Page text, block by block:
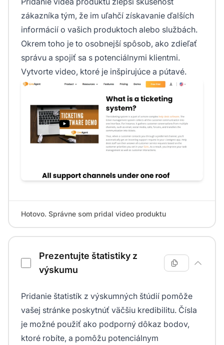
zákazníka tým, že im uľahčí získavanie ďalších
informácií o vašich produktoch alebo službách.
Okrem toho je to osobnejší spôsob, ako zdieľať
správu a spojiť sa s potenciálnymi klientmi.
Vytvorte video, ktoré je inšpirujúce a pútavé.
Hotovo. Správne som pridal video produktu
Prezentujte štatistiky z
výskumu
Pridanie štatistík z výskumných štúdií pomôže
vašej stránke poskytnúť väčšiu kredibilitu. Čísla
je možné použiť ako podporný dôkaz bodov,
ktoré robíte, a pomôžu potenciálnym